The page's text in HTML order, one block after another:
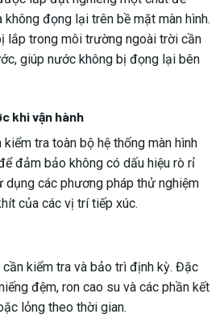
đọng lại trên bề mặt màn hình.
lắp trong môi trường ngoài trời cần
giúp nước không bị đọng lại bên
khi vận hành
tra toàn bộ hệ thống màn hình
đảm bảo không có dấu hiệu rò rỉ
dụng các phương pháp thử nghiệm
của các vị trí tiếp xúc.
kiểm tra và bảo trì định kỳ. Đặc
đệm, ron cao su và các phần kết
lỏng theo thời gian.